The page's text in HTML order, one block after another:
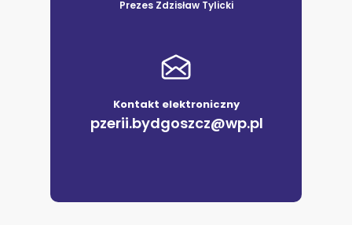
Kontakt elektroniczny
pzerii.bydgoszcz@wp.pl
Prezes Zdzisław Tylicki